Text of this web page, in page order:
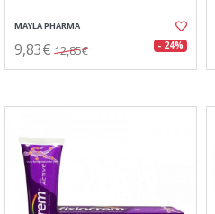
MAYLA PHARMA
9,83€ 12,85€ - 24%